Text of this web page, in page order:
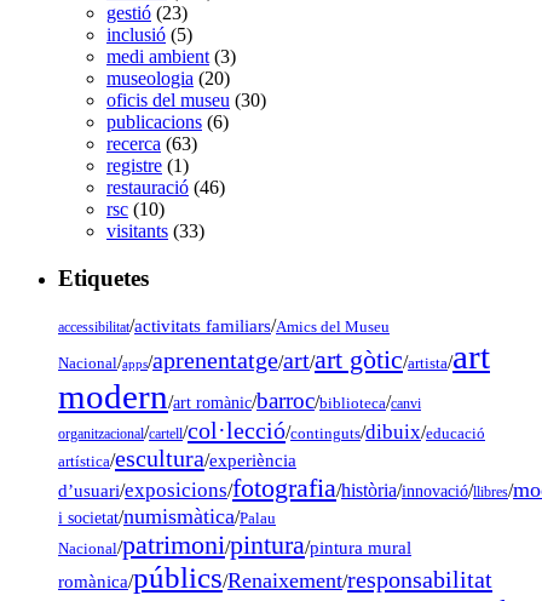
gestió (23)
inclusió (5)
medi ambient (3)
museologia (20)
oficis del museu (30)
publicacions (6)
recerca (63)
registre (1)
restauració (46)
rsc (10)
visitants (33)
Etiquetes
accessibilitat/activitats familiars/Amics del Museu
Nacional/apps/aprenentatge/art/art gòtic/artista/art
modern/art romànic/barroc/biblioteca/canvi
organitzacional/cartell/col·lecció/continguts/dibuix/educació
artística/escultura/experiència
d’usuari/exposicions/fotografia/història/innovació/llibres/
i societat/numismàtica/Palau
Nacional/patrimoni/pintura/pintura mural
romànica/públics/Renaixement/responsabilitat